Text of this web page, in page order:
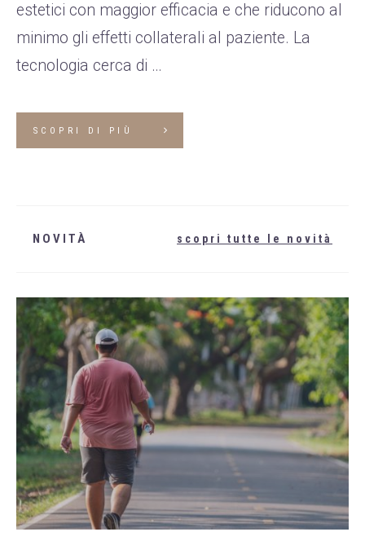
estetici con maggior efficacia e che riducono al
minimo gli effetti collaterali al paziente. La
tecnologia cerca di …
SCOPRI DI PIÙ
NOVITÀ scopri tutte le novità